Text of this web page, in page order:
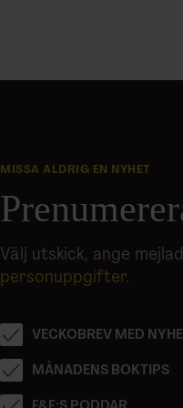
MISSA ALDRIG EN NYHET
Välj utskick, ange
personuppgifter.
VECKOBREV MED
MÅNADENS BOKTIPS